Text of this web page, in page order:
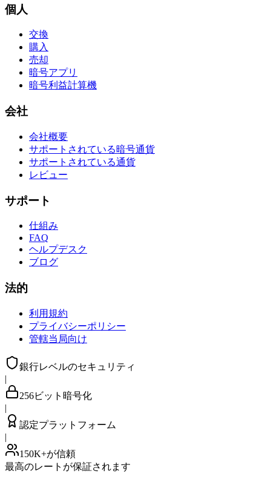
個人
交換
購入
売却
暗号アプリ
暗号利益計算機
会社
会社概要
サポートされている暗号通貨
サポートされている通貨
レビュー
サポート
仕組み
FAQ
ヘルプデスク
ブログ
法的
利用規約
プライバシーポリシー
管轄当局向け
銀行レベルのセキュリティ
|
256ビット暗号化
|
認定プラットフォーム
|
150K+が信頼
最高のレートが保証されます